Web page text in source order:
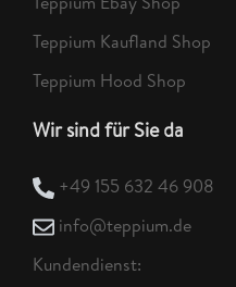
Teppium Kaufland Shop
Teppium Hood Shop
Wir sind für Sie da
+49 155 632 46 908
info@teppium.de
Kundendienst: